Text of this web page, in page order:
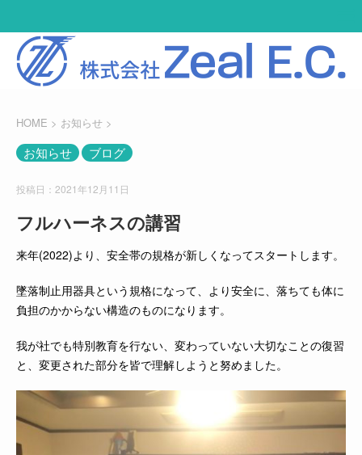
HOME > お知らせ >
お知らせ ブログ
投稿日：2021年12月11日
フルハーネスの講習
来年(2022)より、安全帯の規格が新しくなってスタートします。
墜落制止用器具という規格になって、より安全に、落ちても体に
負担のかからない構造のものになります。
我が社でも特別教育を行ない、変わっていない大切なことの復習
と、変更された部分を皆で理解しようと努めました。